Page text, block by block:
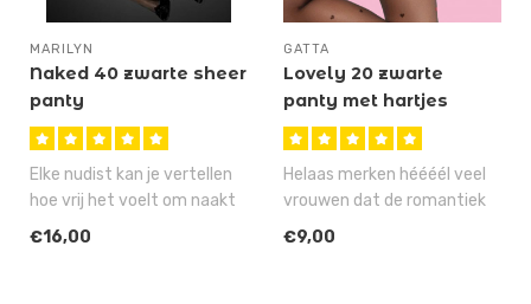
MARILYN
Naked 40 zwarte sheer
panty
Elke nudist kan je vertellen
hoe vrij het voelt om naakt
buiten te lopen. Nu dra..
€16,00
GATTA
Lovely 20 zwarte
panty met hartjes
Helaas merken héééél veel
vrouwen dat de romantiek
in hun relatie na een tij..
€9,00